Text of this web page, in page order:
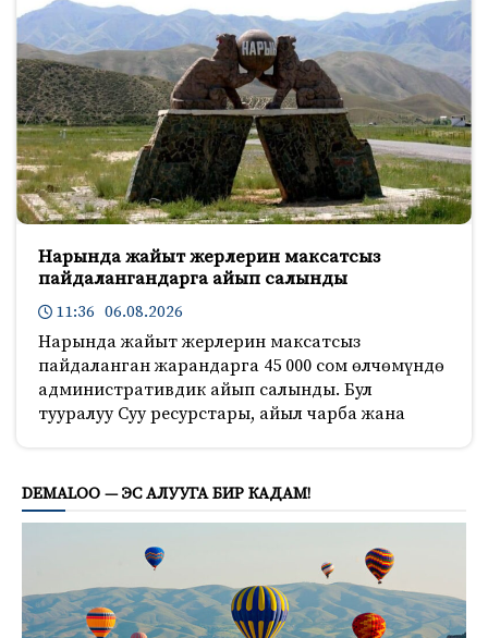
Нарында жайыт жерлерин максатсыз
пайдалангандарга айып салынды
11:36 06.08.2026
Нарында жайыт жерлерин максатсыз
пайдаланган жарандарга 45 000 сом өлчөмүндө
административдик айып салынды. Бул
тууралуу Суу ресурстары, айыл чарба жана
DEMALOO — ЭС АЛУУГА БИР КАДАМ!